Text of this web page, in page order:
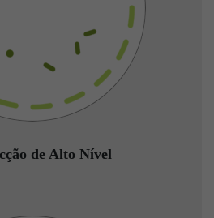
de Alto Nível